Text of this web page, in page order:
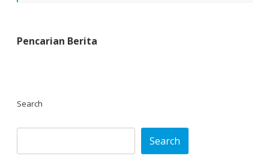
Pencarian Berita
Search
Search